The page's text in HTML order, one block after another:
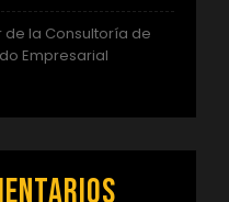
de la Consultoría de
Empresarial